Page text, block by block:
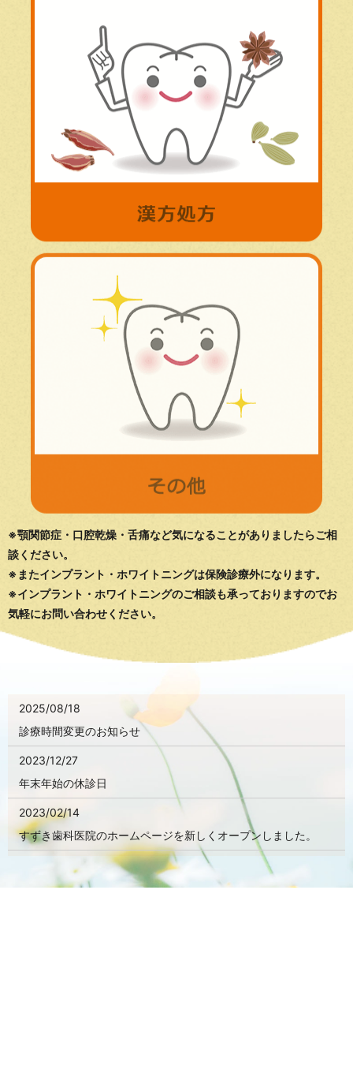
※顎関節症・口腔乾燥・舌痛など気になることがありましたらご相
談ください。
※またインプラント・ホワイトニングは保険診療外になります。
※インプラント・ホワイトニングのご相談も承っておりますのでお
気軽にお問い合わせください。
2025/08/18
診療時間変更のお知らせ
2023/12/27
年末年始の休診日
2023/02/14
すずき歯科医院のホームページを新しくオープンしました。